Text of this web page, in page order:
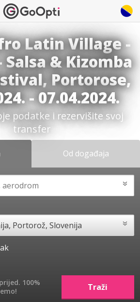
Latin Village -
Salsa & Kizomba
Portorose,
- 07.04.2024.
podatke i rezervišite svoj
transfer
Od događaja
100%